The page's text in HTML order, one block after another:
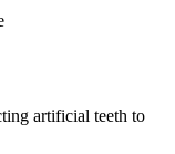
artificial teeth to